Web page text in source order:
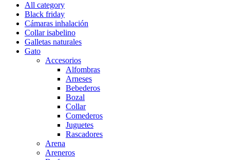
All category
Black friday
Cámaras inhalación
Collar isabelino
Galletas naturales
Gato
Accesorios
Alfombras
Arneses
Bebederos
Bozal
Collar
Comederos
Juguetes
Rascadores
Arena
Areneros